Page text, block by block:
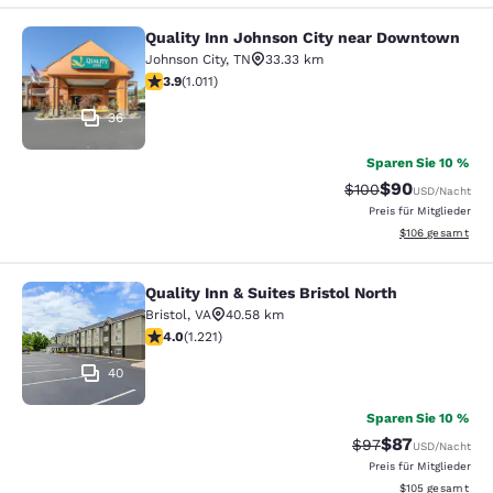
Quality Inn Johnson City near
36
Quality Inn Johnson City near Downtown
Johnson City, TN
33.33 km
3.94-Sterne-Bewertung. Gut. 1011 Bewertungen
3.9(1.011)
Sparen Sie 10 %
Durchgestrichener
$100Vergünstigter
$90USD/Nacht
Preis für Mitglieder
Geschätzte
$106 gesamt
Quality Inn & Suites Bristol North
40
Quality Inn & Suites Bristol North
Bristol, VA
40.58 km
4.03-Sterne-Bewertung. Sehr gut. 1221 Bewertungen
4.0(1.221)
Sparen Sie 10 %
$97Vergünstigter
$87USD/Nacht
Preis für Mitglieder
Geschätzte
$105 gesamt